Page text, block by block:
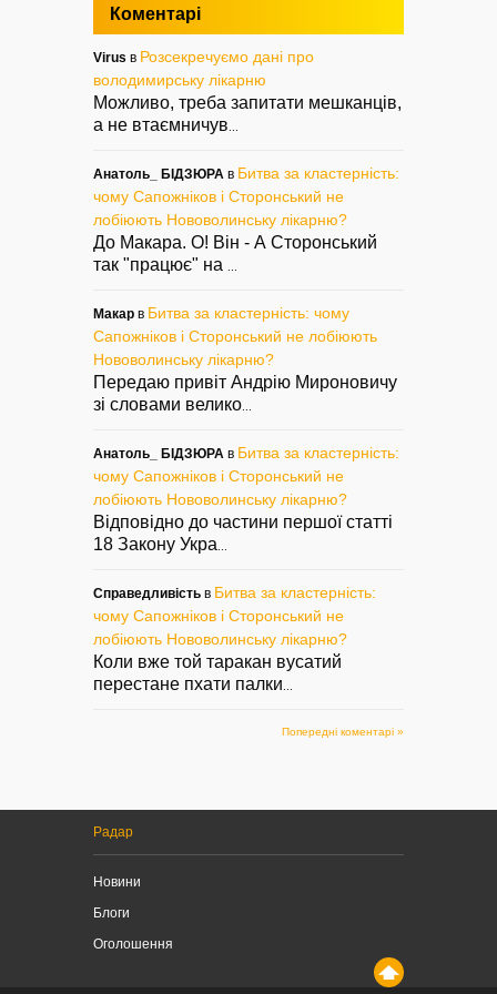
Коментарі
Virus в Розсекречуємо дані про
володимирську лікарню
Можливо, треба запитати мешканців,
а не втаємничув...
Анатоль_ БІДЗЮРА в Битва за кластерність:
чому Сапожніков і Сторонський не
лобіюють Нововолинську лікарню?
До Макара. О! Він - А Сторонський
так "працює" на ...
Макар в Битва за кластерність: чому
Сапожніков і Сторонський не лобіюють
Нововолинську лікарню?
Передаю привіт Андрію Мироновичу
зі словами велико...
Анатоль_ БІДЗЮРА в Битва за кластерність:
чому Сапожніков і Сторонський не
лобіюють Нововолинську лікарню?
Відповідно до частини першої статті
18 Закону Укра...
Справедливість в Битва за кластерність:
чому Сапожніков і Сторонський не
лобіюють Нововолинську лікарню?
Коли вже той таракан вусатий
перестане пхати палки...
Попередні коментарі »
Радар
Новини
Блоги
Оголошення